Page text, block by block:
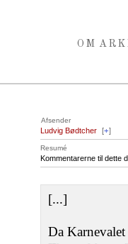
OM
Afsender
Ludvig Bødtcher [+]
Resumé
Kommentarerne til dette
[...]
Da